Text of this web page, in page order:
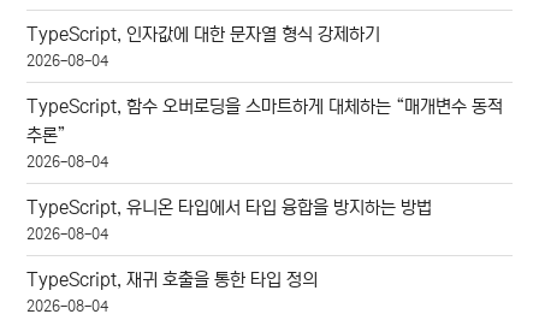
TypeScript, 인자값에 대한 문자열 형식 강제하기
2026-08-04
TypeScript, 함수 오버로딩을 스마트하게 대체하는 “매개변수 동적
추론”
2026-08-04
TypeScript, 유니온 타입에서 타입 융합을 방지하는 방법
2026-08-04
TypeScript, 재귀 호출을 통한 타입 정의
2026-08-04